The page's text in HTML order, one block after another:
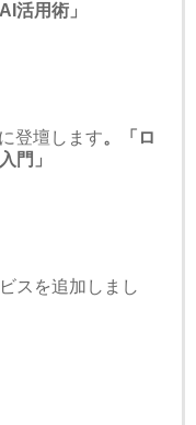
活用術」
登壇します。「ロ
門」
スを追加しまし